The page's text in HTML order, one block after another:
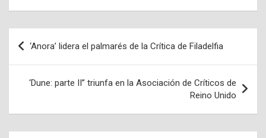
Navegación
de
entradas
‘Anora’ lidera el palmarés de la Crítica de Filadelfia
‘Dune: parte II” triunfa en la Asociación de Críticos de
Reino Unido